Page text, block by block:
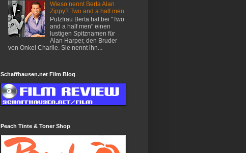
Wieso nennt Berta Alan
Zippy? Two and a half men
Putzfrau Berta hat bei "Two
and a half men" einen
lustigen Spitznamen für
Alan Harper, den Bruder
von Onkel Charlie. Sie nennt ihn...
Schaffhausen.net Film Blog
Peach Tinte & Toner Shop